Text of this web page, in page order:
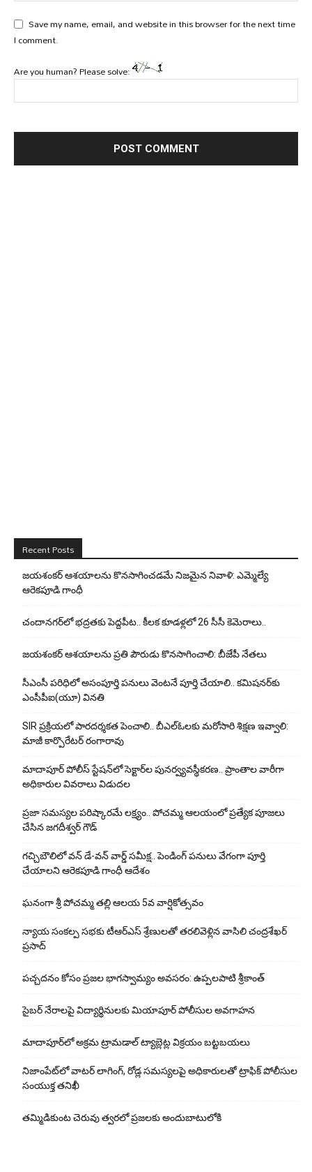
Save my name, email, and website in this browser for the next time
I comment.
Are you human? Please solve:
Recent Posts
జయశంకర్ ఆశయాలను కొనసాగించడమే నిజమైన నివాళి: ఎమ్మెల్యే
ఆరెక‌పూడి గాంధీ
చందానగర్‌లో భద్రతకు పెద్దపీట.. కీలక కూడళ్లలో 26 సీసీ కెమెరాలు..
జయశంకర్ ఆశయాలను ప్రతి పౌరుడు కొనసాగించాలి: బీజేపీ నేతలు
సీఎంసీ పరిధిలో అసంపూర్తి పనులు వెంటనే పూర్తి చేయాలి.. కమిషనర్‌కు
ఎంసీపీఐ(యూ) వినతి
SIR ప్రక్రియలో పారదర్శకత పెంచాలి.. బీఎల్ఓలకు మరోసారి శిక్షణ ఇవ్వాలి:
మాజీ కార్పొరేటర్ రంగారావు
మాదాపూర్ పోలీస్‌ స్టేషన్‌లో సెక్టార్‌ల పునర్వ్యవస్థీకరణ.. ప్రాంతాల వారీగా
అధికారుల వివరాలు విడుదల
ప్రజా సమస్యల పరిష్కారమే లక్ష్యం.. పోచమ్మ ఆలయంలో ప్రత్యేక పూజలు
చేసిన జగదీశ్వర్ గౌడ్
గచ్చిబౌలిలో వన్ డే-వన్ వార్డ్ సమీక్ష.. పెండింగ్ పనులు వేగంగా పూర్తి
చేయాలని ఆరెకపూడి గాంధీ ఆదేశం
ఘ‌నంగా శ్రీ పోచమ్మ త‌ల్లి ఆలయ 5వ వార్షికోత్సవం
న్యాయ సంక‌ల్ప స‌భ‌కు టీఆర్ఎస్ శ్రేణుల‌తో త‌ర‌లివెళ్లిన వాసిలి చంద్ర‌శేఖ‌ర్
ప్ర‌సాద్
పచ్చదనం కోసం ప్రజల భాగస్వామ్యం అవసరం: ఉప్పలపాటి శ్రీకాంత్
సైబర్ నేరాలపై విద్యార్థినులకు మియాపూర్ పోలీసుల అవగాహన
మాదాపూర్‌లో అక్రమ ట్రామడాల్ ట్యాబ్లెట్ల విక్రయం బట్టబయలు
నిజాంపేట్‌లో వాటర్ లాగింగ్, రోడ్ల సమస్యలపై అధికారులతో ట్రాఫిక్ పోలీసుల
సంయుక్త తనిఖీ
తమ్మిడికుంట చెరువు త్వరలో ప్రజలకు అందుబాటులోకి